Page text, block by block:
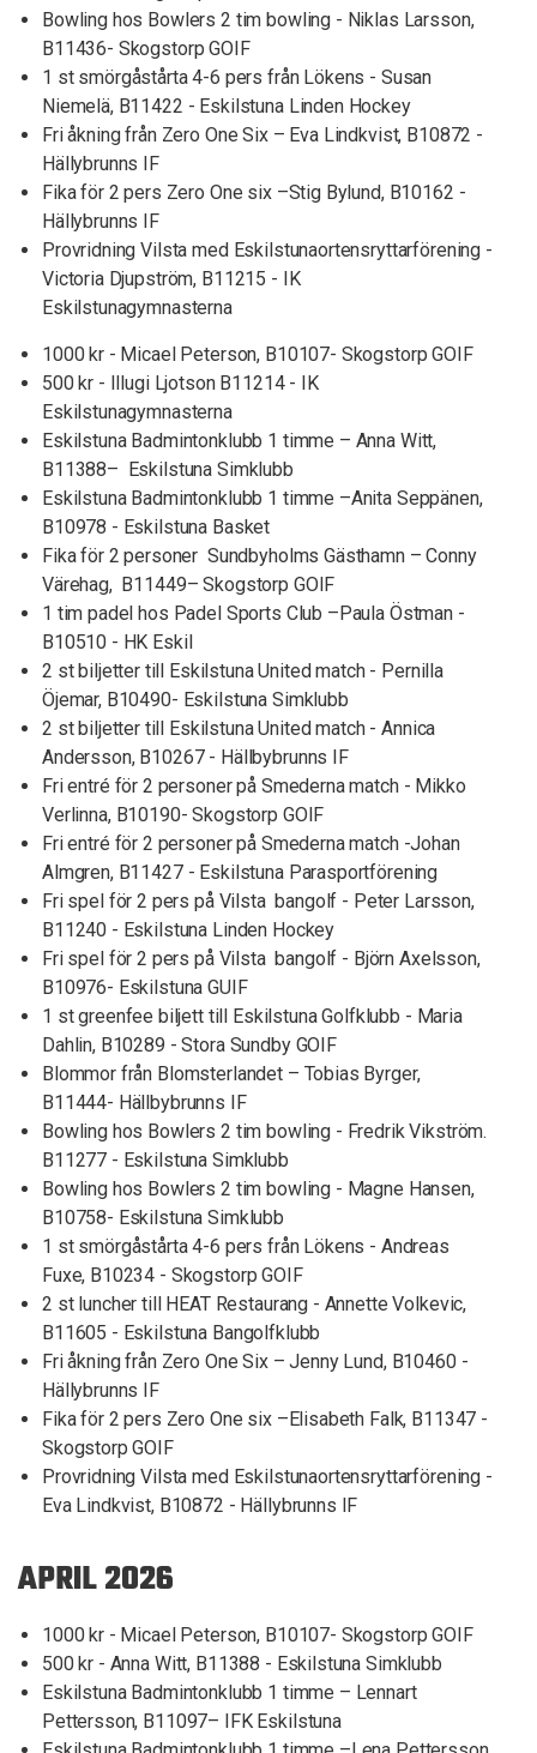
Bowling hos Bowlers 2 tim bowling - Niklas Larsson,
B11436- Skogstorp GOIF
1 st smörgåstårta 4-6 pers från Lökens - Susan
Niemelä, B11422 - Eskilstuna Linden Hockey
Fri åkning från Zero One Six – Eva Lindkvist, B10872 -
Hällybrunns IF
Fika för 2 pers Zero One six –Stig Bylund, B10162 -
Hällybrunns IF
Provridning Vilsta med Eskilstunaortensryttarförening -
Victoria Djupström, B11215 - IK
Eskilstunagymnasterna
1000 kr - Micael Peterson, B10107- Skogstorp GOIF
500 kr - Illugi Ljotson B11214 - IK
Eskilstunagymnasterna
Eskilstuna Badmintonklubb 1 timme – Anna Witt,
B11388– Eskilstuna Simklubb
Eskilstuna Badmintonklubb 1 timme –Anita Seppänen,
B10978 - Eskilstuna Basket
Fika för 2 personer Sundbyholms Gästhamn – Conny
Värehag, B11449– Skogstorp GOIF
1 tim padel hos Padel Sports Club –Paula Östman -
B10510 - HK Eskil
2 st biljetter till Eskilstuna United match - Pernilla
Öjemar, B10490- Eskilstuna Simklubb
2 st biljetter till Eskilstuna United match - Annica
Andersson, B10267 - Hällbybrunns IF
Fri entré för 2 personer på Smederna match - Mikko
Verlinna, B10190- Skogstorp GOIF
Fri entré för 2 personer på Smederna match -Johan
Almgren, B11427 - Eskilstuna Parasportförening
Fri spel för 2 pers på Vilsta bangolf - Peter Larsson,
B11240 - Eskilstuna Linden Hockey
Fri spel för 2 pers på Vilsta bangolf - Björn Axelsson,
B10976- Eskilstuna GUIF
1 st greenfee biljett till Eskilstuna Golfklubb - Maria
Dahlin, B10289 - Stora Sundby GOIF
Blommor från Blomsterlandet – Tobias Byrger,
B11444- Hällbybrunns IF
Bowling hos Bowlers 2 tim bowling - Fredrik Vikström.
B11277 - Eskilstuna Simklubb
Bowling hos Bowlers 2 tim bowling - Magne Hansen,
B10758- Eskilstuna Simklubb
1 st smörgåstårta 4-6 pers från Lökens - Andreas
Fuxe, B10234 - Skogstorp GOIF
2 st luncher till HEAT Restaurang - Annette Volkevic,
B11605 - Eskilstuna Bangolfklubb
Fri åkning från Zero One Six – Jenny Lund, B10460 -
Hällybrunns IF
Fika för 2 pers Zero One six –Elisabeth Falk, B11347 -
Skogstorp GOIF
Provridning Vilsta med Eskilstunaortensryttarförening -
Eva Lindkvist, B10872 - Hällybrunns IF
APRIL 2026
1000 kr - Micael Peterson, B10107- Skogstorp GOIF
500 kr - Anna Witt, B11388 - Eskilstuna Simklubb
Eskilstuna Badmintonklubb 1 timme – Lennart
Pettersson, B11097– IFK Eskilstuna